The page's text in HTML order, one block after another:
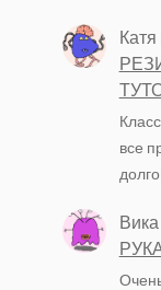
Катя
все
Вика